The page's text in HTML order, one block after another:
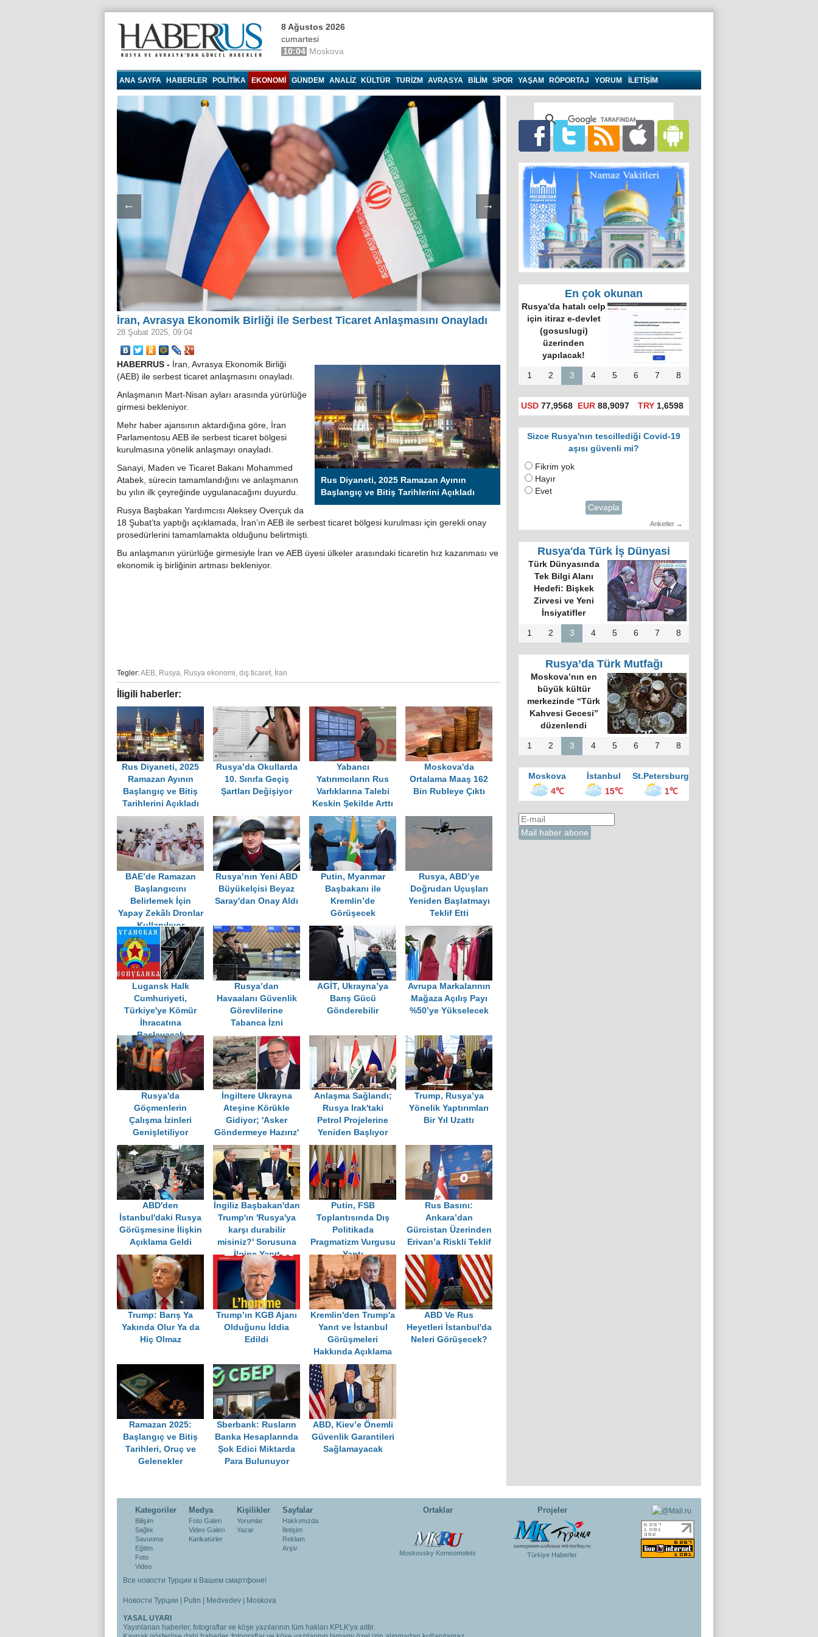
8 Ağustos 2026
cumartesi
10:04 Moskova
ANA SAYFA HABERLER POLITIKA EKONOMI GÜNDEM ANALIZ KÜLTÜR TURIZM AVRASYA BILIM SPOR YAŞAM RÖPORTAJ YORUM İLETİŞİM
← →
İran, Avrasya Ekonomik Birliği ile Serbest Ticaret Anlaşmasını Onayladı
28 Şubat 2025, 09:04
Rus Diyaneti, 2025 Ramazan Ayının
Başlangıç ve Bitiş Tarihlerini Açıkladı
HABERRUS - İran, Avrasya Ekonomik Birliği
(AEB) ile serbest ticaret anlaşmasını onayladı.
Anlaşmanın Mart-Nisan ayları arasında yürürlüğe
girmesi bekleniyor.
Mehr haber ajansının aktardığına göre, İran
Parlamentosu AEB ile serbest ticaret bölgesi
kurulmasına yönelik anlaşmayı onayladı.
Sanayi, Maden ve Ticaret Bakanı Mohammed
Atabek, sürecin tamamlandığını ve anlaşmanın
bu yılın ilk çeyreğinde uygulanacağını duyurdu.
Rusya Başbakan Yardımcısı Aleksey Overçuk da
18 Şubat’ta yaptığı açıklamada, İran’ın AEB ile serbest ticaret bölgesi kurulması için gerekli onay
prosedürlerini tamamlamakta olduğunu belirtmişti.
Bu anlaşmanın yürürlüğe girmesiyle İran ve AEB üyesi ülkeler arasındaki ticaretin hız kazanması ve
ekonomik iş birliğinin artması bekleniyor.
Tegler:AEB, Rusya, Rusya ekonomi, dış ticaret, İran
İligili haberler:
Rus Diyaneti, 2025
Ramazan Ayının
Başlangıç ve Bitiş
Tarihlerini Açıkladı
Rusya’da Okullarda
10. Sınıfa Geçiş
Şartları Değişiyor
Yabancı
Yatırımcıların Rus
Varlıklarına Talebi
Keskin Şekilde Arttı
Moskova'da
Ortalama Maaş 162
Bin Rubleye Çıktı
BAE’de Ramazan
Başlangıcını
Belirlemek İçin
Yapay Zekâlı Dronlar
Kullanılıyor
Rusya’nın Yeni ABD
Büyükelçisi Beyaz
Saray'dan Onay Aldı
Putin, Myanmar
Başbakanı ile
Kremlin’de
Görüşecek
Rusya, ABD’ye
Doğrudan Uçuşları
Yeniden Başlatmayı
Teklif Etti
Lugansk Halk
Cumhuriyeti,
Türkiye'ye Kömür
İhracatına
Başlayacak
Rusya’dan
Havaalanı Güvenlik
Görevlilerine
Tabanca İzni
AGİT, Ukrayna’ya
Barış Gücü
Gönderebilir
Avrupa Markalarının
Mağaza Açılış Payı
%50’ye Yükselecek
Rusya'da
Göçmenlerin
Çalışma İzinleri
Genişletiliyor
İngiltere Ukrayna
Ateşine Körükle
Gidiyor; 'Asker
Göndermeye Hazırız'
Anlaşma Sağlandı;
Rusya Irak'taki
Petrol Projelerine
Yeniden Başlıyor
Trump, Rusya’ya
Yönelik Yaptırımları
Bir Yıl Uzattı
ABD'den
İstanbul'daki Rusya
Görüşmesine İlişkin
Açıklama Geldi
İngiliz Başbakan'dan
Trump'ın 'Rusya'ya
karşı durabilir
misiniz?' Sorusuna
İlginç Yanıt
Putin, FSB
Toplantısında Dış
Politikada
Pragmatizm Vurgusu
Yaptı
Rus Basını:
Ankara’dan
Gürcistan Üzerinden
Erivan’a Riskli Teklif
Trump: Barış Ya
Yakında Olur Ya da
Hiç Olmaz
Trump’ın KGB Ajanı
Olduğunu İddia
Edildi
Kremlin'den Trump'a
Yanıt ve İstanbul
Görüşmeleri
Hakkında Açıklama
ABD Ve Rus
Heyetleri İstanbul'da
Neleri Görüşecek?
Ramazan 2025:
Başlangıç ve Bitiş
Tarihleri, Oruç ve
Gelenekler
Sberbank: Rusların
Banka Hesaplarında
Şok Edici Miktarda
Para Bulunuyor
ABD, Kiev’e Önemli
Güvenlik Garantileri
Sağlamayacak
En çok okunan
Rusya'da hatalı celp
için itiraz e-devlet
(gosuslugi)
üzerinden
yapılacak!
1 2 3 4 5 6 7 8
USD 77,9568 EUR 88,9097 TRY1,6598
Sizce Rusya'nın tescillediği Covid-19
aşısı güvenli mi?
Fikrim yok
Hayır
Evet
Cevapla
Anketler →
Rusya'da Türk İş Dünyasi
Türk Dünyasında
Tek Bilgi Alanı
Hedefi: Bişkek
Zirvesi ve Yeni
İnsiyatifler
1 2 3 4 5 6 7 8
Rusya’da Türk Mutfağı
Moskova’nın en
büyük kültür
merkezinde “Türk
Kahvesi Gecesi”
düzenlendi
1 2 3 4 5 6 7 8
Moskova İstanbul
St.Petersburg
4℃
15℃ 1℃
Kategoriler
Bilişim
Sağlık
Savunma
Eğitim
Foto
Video
Medya
Foto Galeri
Video Galeri
Karikatürler
Kişilikler
Yorumlar
Yazar
Sayfalar
Hakkımızda
İletişim
Reklam
Arşiv
Ortaklar
Moskovsky Komsomolets
Projeler
Türkiye Haberler
Все новости Турции в Вашем смартфоне!
Новости Турции | Putin | Medvedev | Moskova
YASAL UYARI
Yayınlanan haberler, fotograflar ve köşe yazılarının tüm hakları KPLK'ya aittir.